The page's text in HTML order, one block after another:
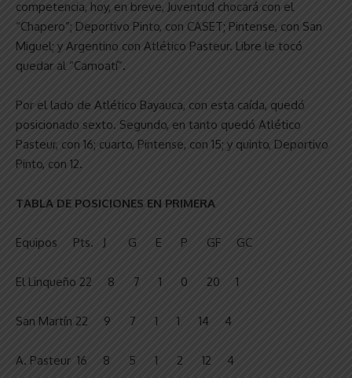
competencia, hoy, en breve, Juventud chocará con el
“Chapero”; Deportivo Pinto, con CASET; Pintense, con San
Miguel; y Argentino con Atlético Pasteur. Libre le tocó
quedar al “Camoatí”.
Por el lado de Atlético Bayauca, con esta caída, quedó
posicionado sexto. Segundo, en tanto quedó Atlético
Pasteur, con 16; cuarto, Pintense, con 15; y quinto, Deportivo
Pinto, con 12.
TABLA DE POSICIONES EN PRIMERA
Equipos Pts. J G E P GF GC
El Linqueño 22 8 7 1 0 20 1
San Martín 22 9 7 1 1 14 4
A. Pasteur 16 8 5 1 2 12 4